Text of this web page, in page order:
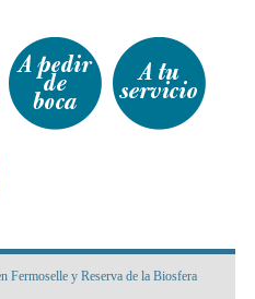
Fermoselle y Reserva de la Biosfera